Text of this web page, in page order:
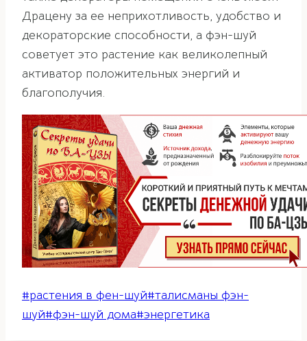
Драцену за ее неприхотливость, удобство и
декораторские способности, а фэн-шуй
советует это растение как великолепный
активатор положительных энергий и
благополучия.
Метки
записи:
#растения в фен-шуй#талисманы фэн-
шуй#фэн-шуй дома#энергетика